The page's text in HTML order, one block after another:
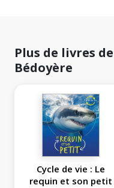
Plus de livres
Bédoyère
Cycle de vie : Le
requin et son petit